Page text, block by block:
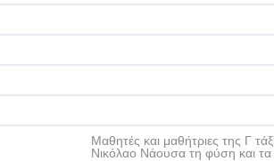
Μαθητές και μαθήτριες της Γ
Νικόλαο Νάουσα τη φύση και τα